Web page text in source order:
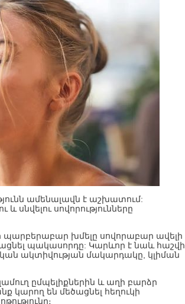
ամենալավն է աշխատում:
սնվելու սովորությունները
պարբերաբար խմելը սովորաբար ավելի
պակասորդը: Կարևոր է նաև հաշվի
ակտիվության մակարդակը, կլիման
ըմպելիքներին և աղի բարձր
կարող են մեծացնել հեղուկի